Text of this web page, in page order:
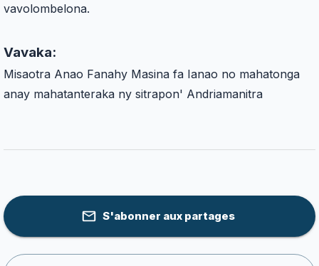
vavolombelona.
Vavaka:
Misaotra Anao Fanahy Masina fa Ianao no mahatonga
anay mahatanteraka ny sitrapon' Andriamanitra
S'abonner aux partages